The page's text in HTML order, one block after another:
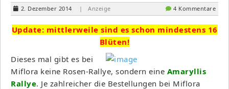
2. Dezember 2014 | Anzeige 4 Kommentare
Update: mittlerweile sind es schon mindestens 16
Blüten!
Dieses mal gibt es bei
Miflora keine Rosen-Rallye, sondern eine Amaryllis
Rallye. Je zahlreicher die Bestellungen bei Miflora